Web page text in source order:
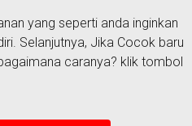
yang seperti anda inginkan
Selanjutnya, Jika Cocok baru
caranya? klik tombol